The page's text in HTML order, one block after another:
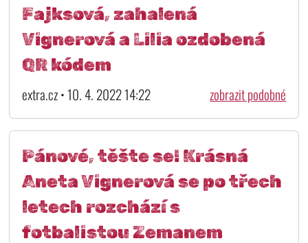
Fajksová, zahalená
Vignerová a Lilia ozdobená
QR kódem
extra.cz • 10. 4. 2022 14:22 zobrazit podobné
Pánové, těšte se! Krásná
Aneta Vignerová se po třech
letech rozchází s
fotbalistou Zemanem